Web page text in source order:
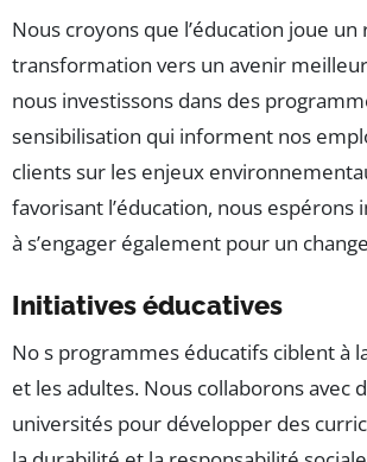
Nous croyons que l’éducation joue un
transformation vers un avenir
nous investissons dans des
sensibilisation qui informent nos
clients sur les enjeux
favorisant l’éducation, nous espérons
à s’engager également pour un
Initiatives éducatives
No s programmes éducatifs ciblent à
et les adultes. Nous collaborons avec
universités pour développer des